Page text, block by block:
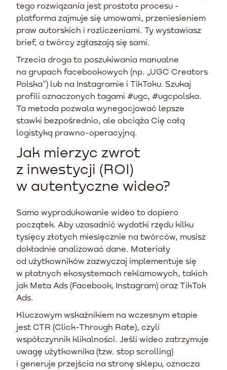
tego rozwiązania jest prostota procesu -
platforma zajmuje się umowami, przeniesieniem
praw autorskich i rozliczeniami. Ty wystawiasz
brief, a twórcy zgłaszają się sami.
Trzecia droga to poszukiwania manualne
na grupach facebookowych (np. „UGC Creators
Polska") lub na Instagramie i TikToku. Szukaj
profili oznaczonych tagami #ugc, #ugcpolska.
Ta metoda pozwala wynegocjować lepsze
stawki bezpośrednio, ale obciąża Cię całą
logistyką prawno-operacyjną.
Jak mierzyc zwrot
z inwestycji (ROI)
w autentyczne wideo?
Samo wyprodukowanie wideo to dopiero
początek. Aby uzasadnić wydatki rzędu kilku
tysięcy złotych miesięcznie na twórców, musisz
dokładnie analizować dane. Materiały
od użytkowników zazwyczaj implementuje się
w płatnych ekosystemach reklamowych, takich
jak Meta Ads (Facebook, Instagram) oraz TikTok
Ads.
Kluczowym wskaźnikiem na wczesnym etapie
jest CTR (Click-Through Rate), czyli
współczynnik klikalności. Jeśli wideo zatrzymuje
uwagę użytkownika (tzw. stop scrolling)
i generuje przejścia na stronę sklepu, oznacza